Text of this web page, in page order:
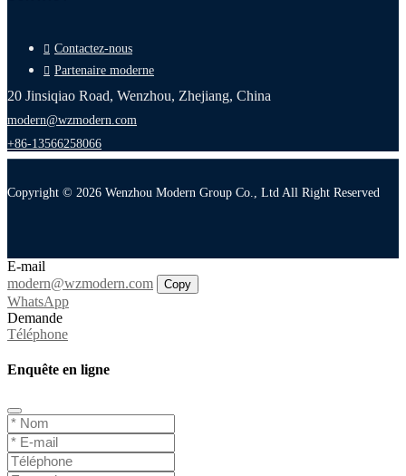
Contactez-nous
Partenaire moderne
20 Jinsiqiao Road, Wenzhou, Zhejiang, China
modern@wzmodern.com
+86-13566258066
Copyright © 2026 Wenzhou Modern Group Co., Ltd All Right Reserved
E-mail
modern@wzmodern.com
Copy
WhatsApp
Demande
Téléphone
Enquête en ligne